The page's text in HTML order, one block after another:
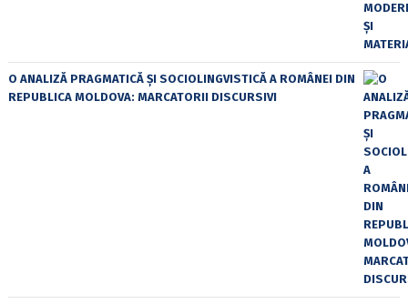
O ANALIZĂ PRAGMATICĂ ȘI SOCIOLINGVISTICĂ A ROMÂNEI DIN
REPUBLICA MOLDOVA: MARCATORII DISCURSIVI